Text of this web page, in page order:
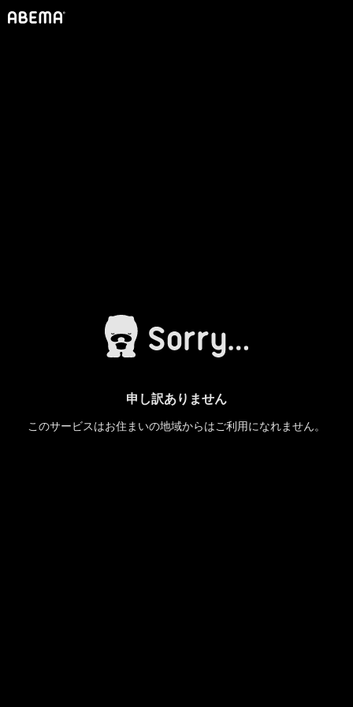
申し訳ありません
このサービスはお住まいの地域からはご利用になれません。